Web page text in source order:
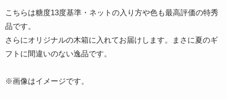
こちらは糖度13度基準・ネットの入り方や色も最高評価の特秀
品です。
さらにオリジナルの木箱に入れてお届けします。まさに夏のギ
フトに間違いのない逸品です。
※画像はイメージです。